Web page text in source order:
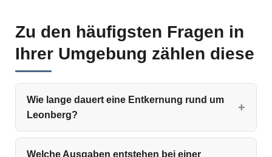
Zu den häufigsten Fragen in
Ihrer Umgebung zählen diese
Wie lange dauert eine Entkernung rund um
Leonberg?
Welche Ausgaben entstehen bei einer